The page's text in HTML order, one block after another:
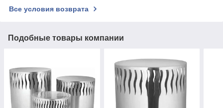
Все условия возврата
Подобные товары компании